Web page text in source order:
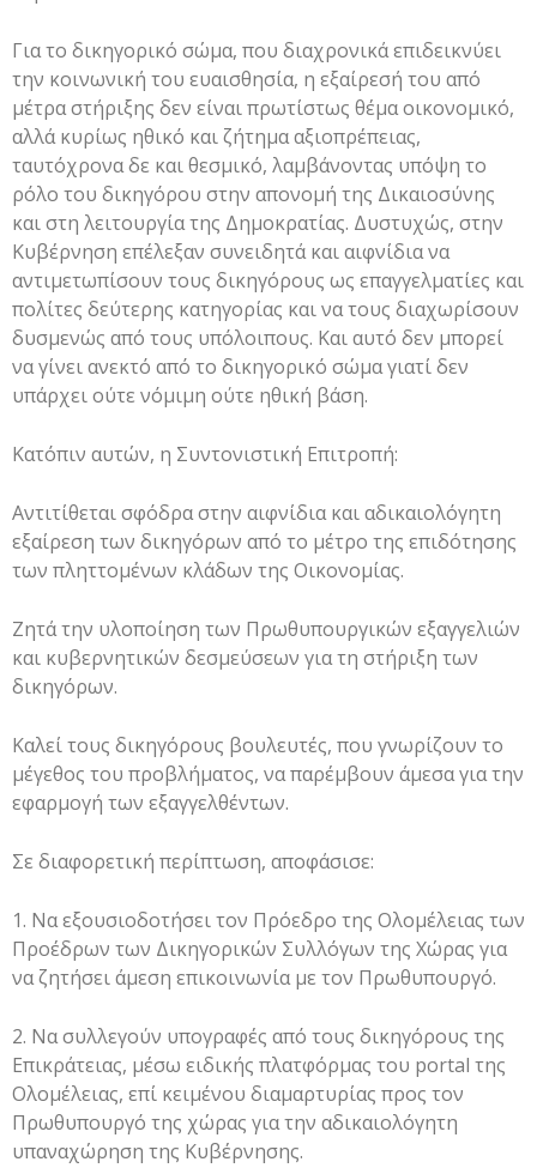
Για το δικηγορικό σώμα, που διαχρονικά επιδεικνύει
την κοινωνική του ευαισθησία, η εξαίρεσή του από
μέτρα στήριξης δεν είναι πρωτίστως θέμα οικονομικό,
αλλά κυρίως ηθικό και ζήτημα αξιοπρέπειας,
ταυτόχρονα δε και θεσμικό, λαμβάνοντας υπόψη το
ρόλο του δικηγόρου στην απονομή της Δικαιοσύνης
και στη λειτουργία της Δημοκρατίας. Δυστυχώς, στην
Κυβέρνηση επέλεξαν συνειδητά και αιφνίδια να
αντιμετωπίσουν τους δικηγόρους ως επαγγελματίες και
πολίτες δεύτερης κατηγορίας και να τους διαχωρίσουν
δυσμενώς από τους υπόλοιπους. Και αυτό δεν μπορεί
να γίνει ανεκτό από το δικηγορικό σώμα γιατί δεν
υπάρχει ούτε νόμιμη ούτε ηθική βάση.
Κατόπιν αυτών, η Συντονιστική Επιτροπή:
Αντιτίθεται σφόδρα στην αιφνίδια και αδικαιολόγητη
εξαίρεση των δικηγόρων από το μέτρο της επιδότησης
των πληττομένων κλάδων της Οικονομίας.
Ζητά την υλοποίηση των Πρωθυπουργικών εξαγγελιών
και κυβερνητικών δεσμεύσεων για τη στήριξη των
δικηγόρων.
Καλεί τους δικηγόρους βουλευτές, που γνωρίζουν το
μέγεθος του προβλήματος, να παρέμβουν άμεσα για την
εφαρμογή των εξαγγελθέντων.
Σε διαφορετική περίπτωση, αποφάσισε:
1. Να εξουσιοδοτήσει τον Πρόεδρο της Ολομέλειας των
Προέδρων των Δικηγορικών Συλλόγων της Χώρας για
να ζητήσει άμεση επικοινωνία με τον Πρωθυπουργό.
2. Να συλλεγούν υπογραφές από τους δικηγόρους της
Επικράτειας, μέσω ειδικής πλατφόρμας του portal της
Ολομέλειας, επί κειμένου διαμαρτυρίας προς τον
Πρωθυπουργό της χώρας για την αδικαιολόγητη
υπαναχώρηση της Κυβέρνησης.